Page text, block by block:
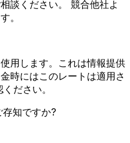
談ください。 競合他社よ
。
用します。これは情報提供
時にはこのレートは適用さ
ださい。
知ですか?